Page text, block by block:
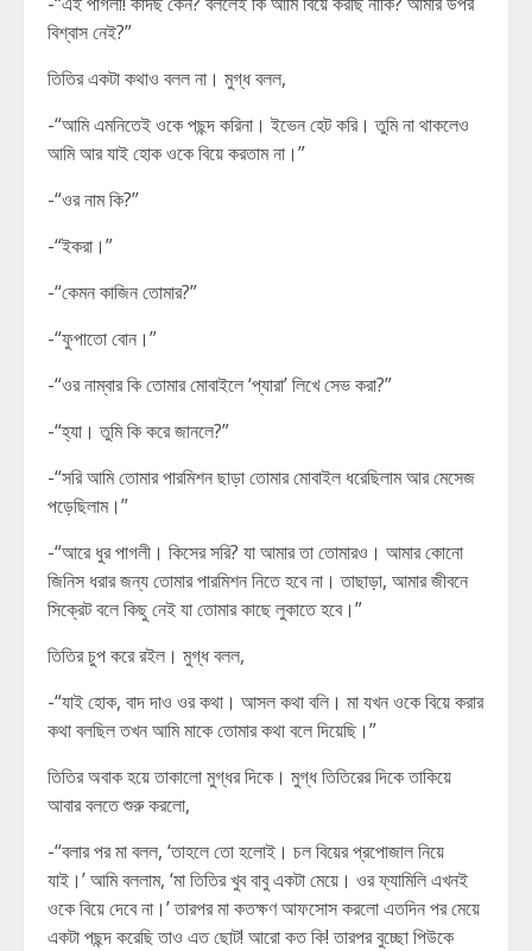
বিশ্বাস নেই?”
তিতির একটা কথাও বলল না। মুগ্ধ বলল,
-“আমি এমনিতেই ওকে পছন্দ করিনা। ইভেন হেট করি। তুমি না থাকলেও
আমি আর যাই হোক ওকে বিয়ে করতাম না।”
-“ওর নাম কি?”
-“ইকরা।”
-“কেমন কাজিন তোমার?”
-“ফুপাতো বোন।”
-“ওর নাম্বার কি তোমার মোবাইলে ‘প্যারা’ লিখে সেভ করা?”
-“হ্যা। তুমি কি করে জানলে?”
-“সরি আমি তোমার পারমিশন ছাড়া তোমার মোবাইল ধরেছিলাম আর মেসেজ
পড়েছিলাম।”
-“আরে ধুর পাগলী। কিসের সরি? যা আমার তা তোমারও। আমার কোনো
জিনিস ধরার জন্য তোমার পারমিশন নিতে হবে না। তাছাড়া, আমার জীবনে
সিক্রেট বলে কিছু নেই যা তোমার কাছে লুকাতে হবে।”
তিতির চুপ করে রইল। মুগ্ধ বলল,
-“যাই হোক, বাদ দাও ওর কথা। আসল কথা বলি। মা যখন ওকে বিয়ে করার
কথা বলছিল তখন আমি মাকে তোমার কথা বলে দিয়েছি।”
তিতির অবাক হয়ে তাকালো মুগ্ধর দিকে। মুগ্ধ তিতিরের দিকে তাকিয়ে
আবার বলতে শুরু করলো,
-“বলার পর মা বলল, ‘তাহলে তো হলোই। চল বিয়ের প্রপোজাল নিয়ে
যাই।’ আমি বললাম, ‘মা তিতির খুব বাবু একটা মেয়ে। ওর ফ্যামিলি এখনই
ওকে বিয়ে দেবে না।’ তারপর মা কতক্ষণ আফসোস করলো এতদিন পর মেয়ে
একটা পছন্দ করেছি তাও এত ছোট! আরো কত কি! তারপর বুচ্ছো পিউকে